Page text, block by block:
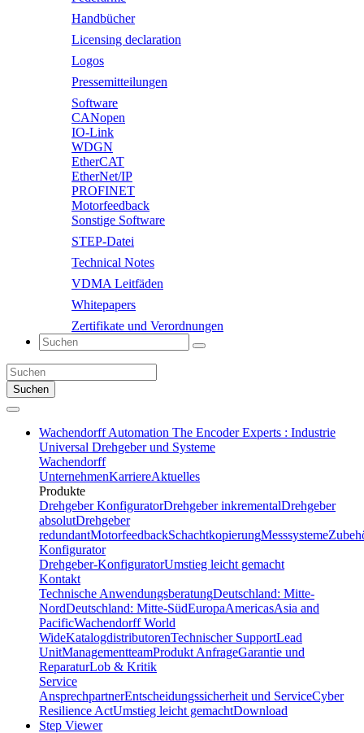
Handbücher
Licensing declaration
Logos
Pressemitteilungen
Software
CANopen
IO-Link
WDGN
EtherCAT
EtherNet/IP
PROFINET
Motorfeedback
Sonstige Software
STEP-Datei
Technical Notes
VDMA Leitfäden
Whitepapers
Zertifikate und Verordnungen
Suchen
Wachendorff Automation The Encoder Experts : Industrie
Universal Drehgeber und Systeme
Wachendorff
UnternehmenKarriereAktuelles
Produkte
Drehgeber KonfiguratorDrehgeber inkrementalDrehgeber
absolutDrehgeber
redundantMotorfeedbackSchachtkopierungMesssysteme
Konfigurator
Drehgeber-KonfiguratorUmstieg leicht gemacht
Kontakt
Technische AnwendungsberatungDeutschland: Mitte-
NordDeutschland: Mitte-SüdEuropaAmericasAsia and
PacificWachendorff World
WideKatalogdistributorenTechnischer SupportLead
UnitManagementteamProdukt AnfrageGarantie und
ReparaturLob & Kritik
Service
AnsprechpartnerEntscheidungssicherheit und ServiceCyber
Resilience ActUmstieg leicht gemachtDownload
Step Viewer